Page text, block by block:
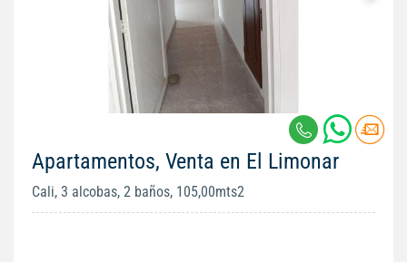
Apartamentos, Venta en El Limonar
Cali, 3 alcobas, 2 baños, 105,00mts2